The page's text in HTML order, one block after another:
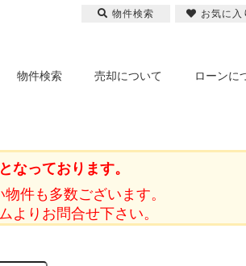
物件検索 売却について ローンに
なっております。
件も多数ございます。
よりお問合せ下さい。
物件検索 お気に入